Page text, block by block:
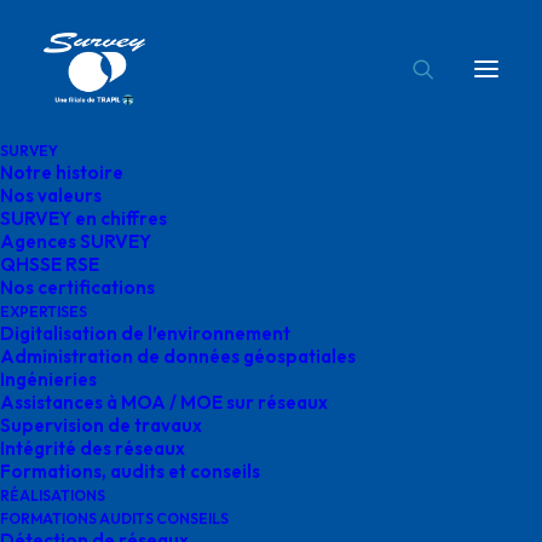
SURVEY
Notre histoire
Nos valeurs
SURVEY en chiffres
Agences SURVEY
QHSSE RSE
Nos certifications
EXPERTISES
Digitalisation de l’environnement
Administration de données géospatiales
Ingénieries
Assistances à MOA / MOE sur réseaux
Supervision de travaux
Intégrité des réseaux
Formations, audits et conseils
RÉALISATIONS
FORMATIONS AUDITS CONSEILS
Accueil
etude topographique
survey